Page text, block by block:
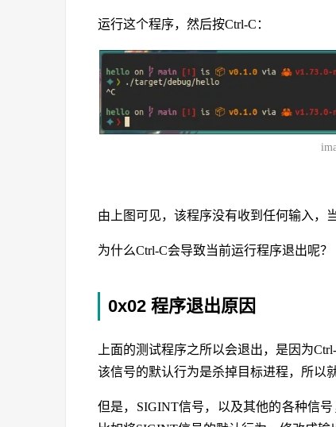
运行这个程序，然后按Ctrl-C：
由上图可见，该程序没有收到任何输入，
为什么Ctrl-C会导致当前运行程序退出呢？
0x02 程序退出原因
上面的测试程序之所以会退出，是因为
该信号的默认行为是杀掉目标进程，所以
但是，SIGINT信号，以及其他的各种信